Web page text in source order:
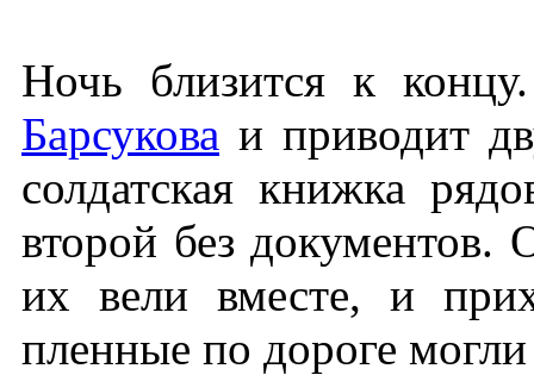
Ночь близится к
Барсукова и приводит
солдатская книжка
второй без документов.
их вели вместе, и
пленные по дороге